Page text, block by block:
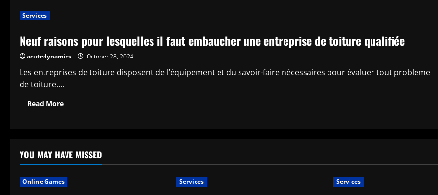
Services
Neuf raisons pour lesquelles il faut embaucher une entreprise de toiture qualifiée
acutedynamics October 28, 2024
Les entreprises de toiture disposent de l’équipement et du savoir-faire nécessaires pour évaluer tout problème
de toiture....
Read MoreRead
more
il
faut
embaucher
entreprise
de
YOU MAY HAVE MISSED
Online Games Services Services